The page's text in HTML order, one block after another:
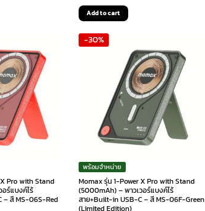
price
was:
Add to cart
Pro with Stand
ร์แบงค์ไร้
– สี MS-06S-Red
-30%
พร้อมจำหน่าย
Momax รุ่น 1-Power X Pro with Stand
(5000mAh) – พาวเวอร์แบงค์ไร้
สาย+Built-in USB-C – สี MS-06F-Green
(Limited Edition)